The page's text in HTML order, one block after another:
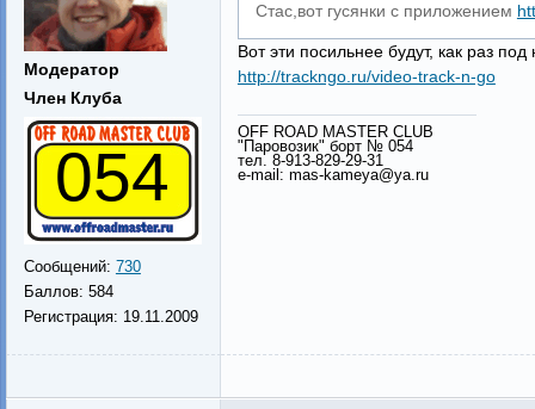
Модератор
Член Клуба
054
Сообщений: 730
Баллов: 584
Регистрация: 19.11.2009
Стас,вот гусянки с приложением
Вот эти посильнее будут, как раз
http://trackngo.ru/video-track-n-go
OFF ROAD MASTER CLUB
"Паровозик" борт № 054
тел. 8-913-829-29-31
e-mail: mas-kameya@ya.ru